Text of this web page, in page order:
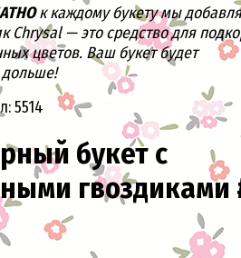
к каждому букету мы
Chrysal — это средство для
цветов. Ваш букет будет
дольше!
5514
букет с
гвоздиками